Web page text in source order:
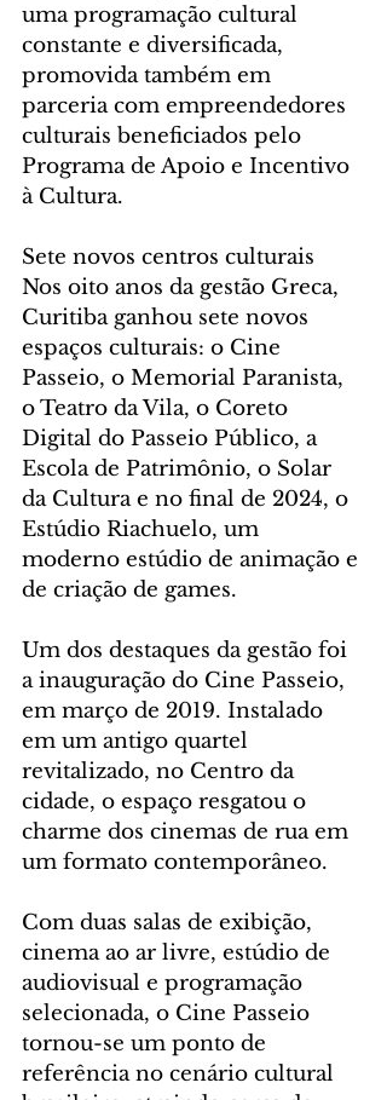
uma programação cultural
constante e diversificada,
promovida também em
parceria com empreendedores
culturais beneficiados pelo
Programa de Apoio e Incentivo
à Cultura.
Sete novos centros culturais
Nos oito anos da gestão Greca,
Curitiba ganhou sete novos
espaços culturais: o Cine
Passeio, o Memorial Paranista,
o Teatro da Vila, o Coreto
Digital do Passeio Público, a
Escola de Patrimônio, o Solar
da Cultura e no final de 2024, o
Estúdio Riachuelo, um
moderno estúdio de animação e
de criação de games.
Um dos destaques da gestão foi
a inauguração do Cine Passeio,
em março de 2019. Instalado
em um antigo quartel
revitalizado, no Centro da
cidade, o espaço resgatou o
charme dos cinemas de rua em
um formato contemporâneo.
Com duas salas de exibição,
cinema ao ar livre, estúdio de
audiovisual e programação
selecionada, o Cine Passeio
tornou-se um ponto de
referência no cenário cultural